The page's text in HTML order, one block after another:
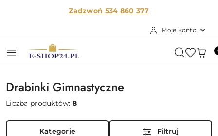
Przejdź do treści głównej
Przejdź do wyszukiwarki
Przejdź do moje konto
Przejdź do menu głównego
Przejdź do stopkiZadzwoń 534 860 377
Moje konto
Drabinki Gimnastyczne
Liczba produktów:8
Kategorie Filtruj